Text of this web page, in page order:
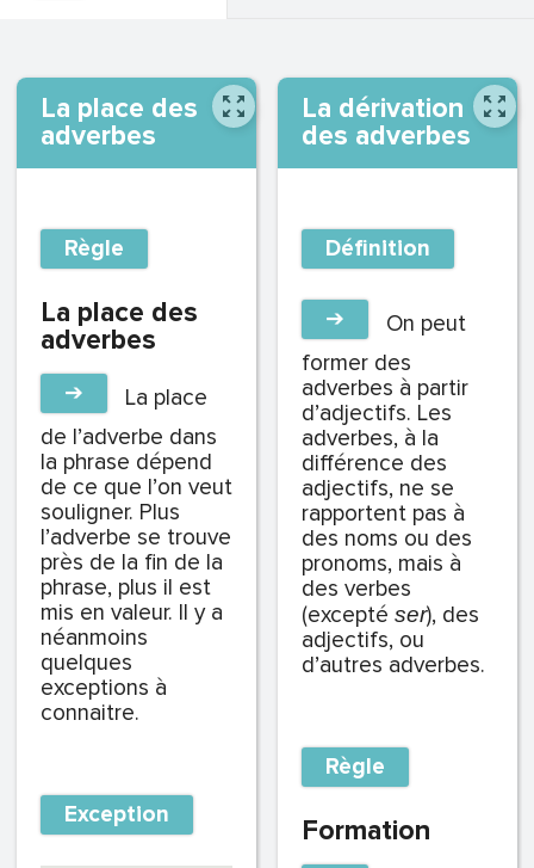
La place des
adverbes
Règle
La place des
adverbes
➔
La place
de l’adverbe dans
la phrase dépend
de ce que l’on veut
souligner. Plus
l’adverbe se trouve
près de la fin de la
phrase, plus il est
mis en valeur. Il y a
néanmoins
quelques
exceptions à
connaitre.
Exception
La dérivation
des adverbes
Définition
➔
On peut
former des
adverbes à partir
d’adjectifs. Les
adverbes, à la
différence des
adjectifs, ne se
rapportent pas à
des noms ou des
pronoms, mais à
des verbes
(excepté ser), des
adjectifs, ou
d’autres adverbes.
Règle
Formation